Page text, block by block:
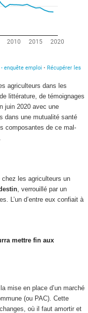
agriculteurs dans les
littérature, de témoignages
juin 2020 avec une
dans une mutualité santé
composantes de ce mal-
chez les agriculteurs un
, verrouillé par un
L’un d’entre eux confiait à
mettre fin aux
mise en place d’un marché
(ou PAC). Cette
où il faut amortir et